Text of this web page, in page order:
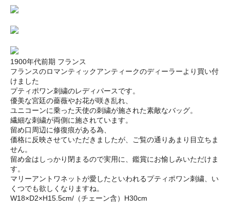
1900年代前期 フランス
フランスのロマンティックアンティークのディーラーより買い付
けました
プティポワン刺繍のレディパースです。
優美な宮廷の薔薇やお花が咲き乱れ、
ユニコーンに乗った天使の刺繍が施された素敵なバッグ。
繊細な刺繍が両側に施されています。
留め口周辺に修復痕がある為、
価格に反映させていただきましたが、ご覧の通りあまり目立ちま
せん。
留め金はしっかり閉まるので実用に、鑑賞にお愉しみいただけま
す。
マリーアントワネットが愛したといわれるプティポワン刺繍、い
くつでも欲しくなりますね。
W18×D2×H15.5cm/（チェーン含）H30cm